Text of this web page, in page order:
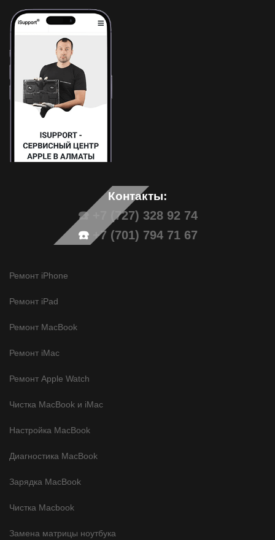
Контакты:
☎️ +7 (727) 328 92 74
☎️ +7 (701) 794 71 67
Ремонт iPhone
Ремонт iPad
Ремонт MacBook
Ремонт iMac
Ремонт Apple Watch
Чистка MacBook и iMac
Настройка MacBook
Диагностика MacBook
Зарядка MacBook
Чистка Macbook
Замена матрицы ноутбука